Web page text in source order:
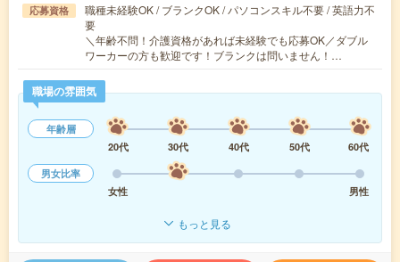
応募資格
職種未経験OK / ブランクOK / パソコンスキル不要 / 英語力不
要
＼年齢不問！介護資格があれば未経験でも応募OK／ダブル
ワーカーの方も歓迎です！ブランクは問いません！…
職場の雰囲気
年齢層
20代
30代 40代 50代
60代
男女比率
女性
男性
もっと見る